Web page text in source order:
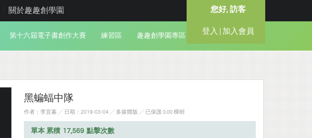
您好, 訪客
登入 | 加入會員
關於趣趣創學園
第十六屆電子書創作大賽 練習區 趣趣創學園專區
黑蝙蝠中隊
作者：李宜蓁 ╱ 日期：2019-03-04 ╱ 多媒體版 ╱ 已保護 0.00 棵樹
單本 累積 17,569 點擊次數